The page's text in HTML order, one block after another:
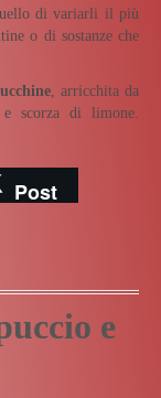
di variarli il più
o di sostanze che
, arricchita da
scorza di limone.
Post
e